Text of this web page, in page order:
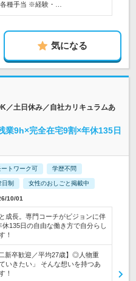
種手当 ※経験・…
気になる
／土日休み／自社カリキュラムあ
業9h×完全在宅9割×年休135日
ートワーク可 学歴不問
制 女性のおしごと掲載中
10/01
成長。専門コーチがビジョンに伴
135日の自由な働き方で自分らし
！
新卒歓迎／平均27歳】◎人物重
いきたい」 そんな想いを持つあ
！